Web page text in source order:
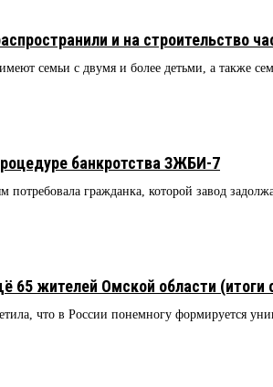
и на строительство
семьи с двумя и более детьми, а также
банкротства ЗЖБИ-7
потребовала гражданка, которой завод
65 жителей Омской области (итоги
что в России понемногу формируется